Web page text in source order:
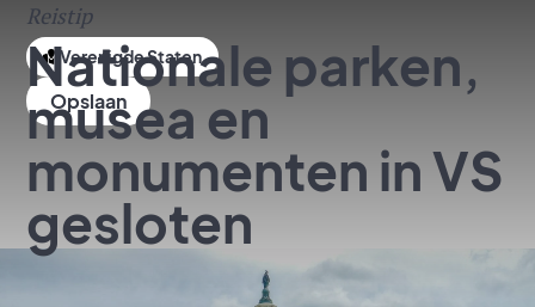
Verenigde Staten
Reistip
Nationale parken,
musea en
monumenten in VS
gesloten